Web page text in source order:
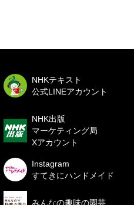
NHKテキスト
公式LINEアカウント
NHK出版
マーケティング局
Xアカウント
Instagram
すてきにハンドメイド
みんなの趣味の園芸